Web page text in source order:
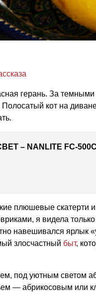
герань. За
кот на
– NANLITE FC-500C
плюшевые скатерти
я видела
навешивался ярлык
злосчастный быт,
под уютным светом
— абрикосовым или